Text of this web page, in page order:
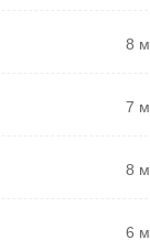
8
7
8
6